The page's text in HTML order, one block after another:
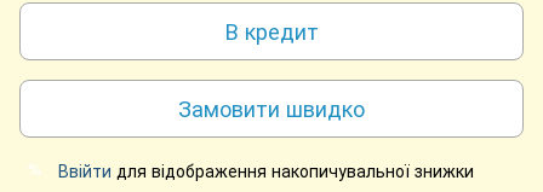
В кредит
Замовити швидко
% Ввійти для відображення накопичувальної знижки